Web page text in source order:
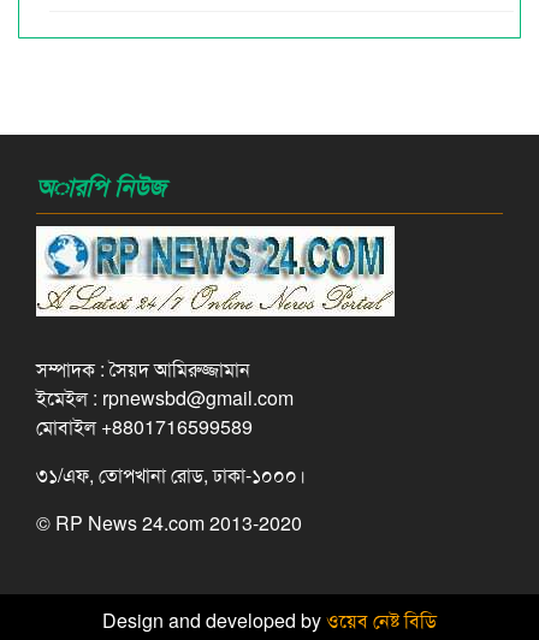
অারপি নিউজ
সম্পাদক : সৈয়দ আমিরুজ্জামান
ইমেইল : rpnewsbd@gmail.com
মোবাইল +8801716599589
৩১/এফ, তোপখানা রোড, ঢাকা-১০০০।
© RP News 24.com 2013-2020
Design and developed byওয়েব নেষ্ট বিডি